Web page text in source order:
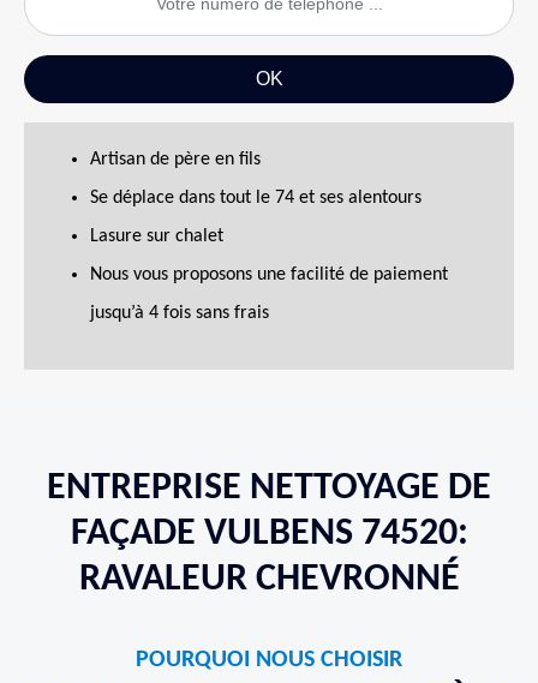
Artisan de père en fils
Se déplace dans tout le 74 et ses alentours
Lasure sur chalet
Nous vous proposons une facilité de paiement
jusqu’à 4 fois sans frais
ENTREPRISE NETTOYAGE DE
FAÇADE VULBENS 74520:
RAVALEUR CHEVRONNÉ
POURQUOI NOUS CHOISIR